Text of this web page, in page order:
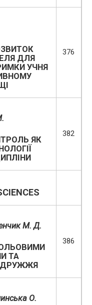
ДЛЯ
УЧНЯ
376
ЯК
382
М. Д.
ТА
386
О.